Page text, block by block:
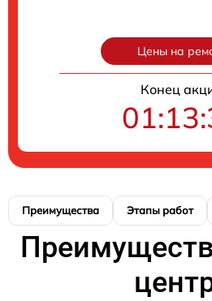
Цены на
Конец
Преимущества Этапы работ